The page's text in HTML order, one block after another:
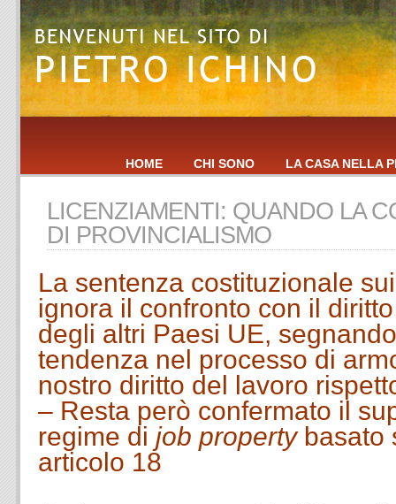
HOME CHI SONO LA CASA NELLA
LICENZIAMENTI: QUANDO LA
DI PROVINCIALISMO
La sentenza costituzionale
ignora il confronto con il
degli altri Paesi UE,
tendenza nel processo di
nostro diritto del lavoro
– Resta però confermato il
regime di job propertybasato
articolo 18